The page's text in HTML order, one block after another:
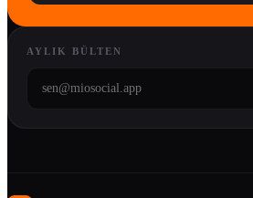
AYLIK BÜLTEN